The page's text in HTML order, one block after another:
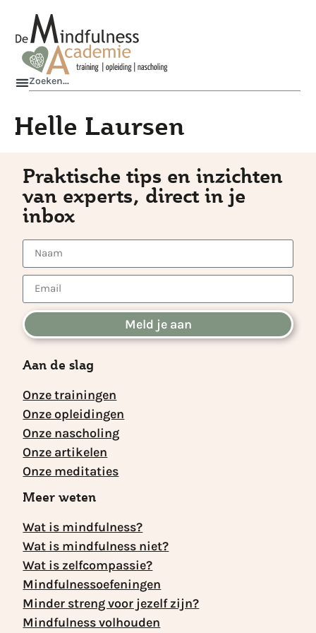
Helle Laursen
Praktische tips en inzichten
van experts, direct in je
inbox
Meld je aan
Aan de slag
Onze trainingen
Onze opleidingen
Onze nascholing
Onze artikelen
Onze meditaties
Meer weten
Wat is mindfulness?
Wat is mindfulness niet?
Wat is zelfcompassie?
Mindfulnessoefeningen
Minder streng voor jezelf zijn?
Mindfulness volhouden